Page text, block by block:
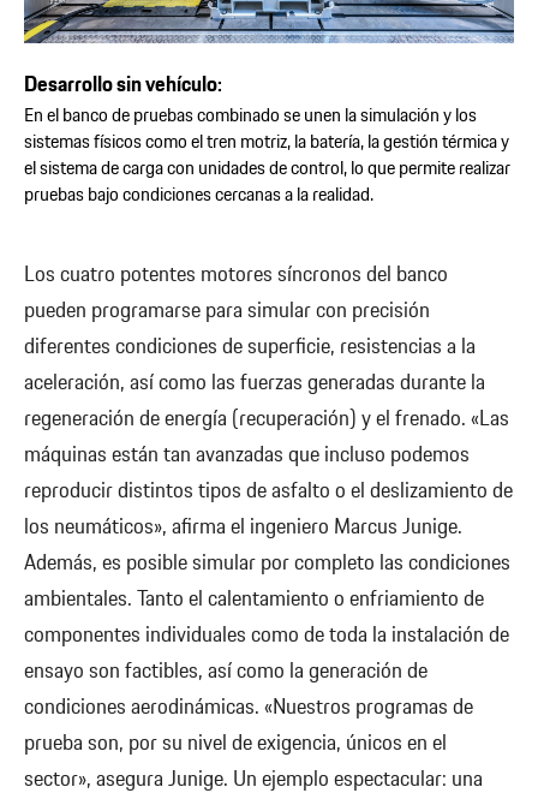
Desarrollo sin vehículo:
En el banco de pruebas combinado se unen la simulación y los
sistemas físicos como el tren motriz, la batería, la gestión térmica y
el sistema de carga con unidades de control, lo que permite realizar
pruebas bajo condiciones cercanas a la realidad.
Los cuatro potentes motores síncronos del banco
pueden programarse para simular con precisión
diferentes condiciones de superficie, resistencias a la
aceleración, así como las fuerzas generadas durante la
regeneración de energía (recuperación) y el frenado. «Las
máquinas están tan avanzadas que incluso podemos
reproducir distintos tipos de asfalto o el deslizamiento de
los neumáticos», afirma el ingeniero Marcus Junige.
Además, es posible simular por completo las condiciones
ambientales. Tanto el calentamiento o enfriamiento de
componentes individuales como de toda la instalación de
ensayo son factibles, así como la generación de
condiciones aerodinámicas. «Nuestros programas de
prueba son, por su nivel de exigencia, únicos en el
sector», asegura Junige. Un ejemplo espectacular: una